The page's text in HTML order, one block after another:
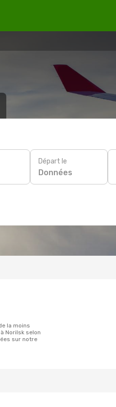
Départ le
Données
Norilsk selon
sur notre